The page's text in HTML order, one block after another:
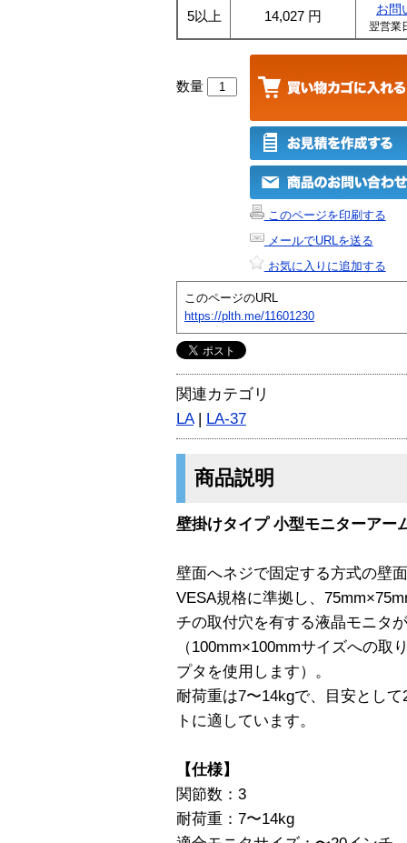
5以上 14,027 円 お問
翌営業
数量
このページを印刷する
メールでURLを送る
お気に入りに追加する
このページのURL
https://plth.me/11601230
関連カテゴリ
LA| LA-37
商品説明
壁掛けタイプ 小型モニターアー
壁面へネジで固定する方式の壁
VESA規格に準拠し、
チの取付穴を有する液晶モニタ
（100mm×100mmサイズへの取
プタを使用します）。
耐荷重は7〜14kgで、目安とし
トに適しています。
【仕様】
関節数：3
耐荷重：7〜14kg